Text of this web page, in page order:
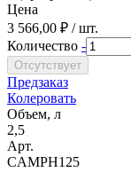
Цена
3 566,00 ₽ / шт.
Количество -
Предзаказ
Колеровать
Объем, л
2,5
Арт.
CAMPH125